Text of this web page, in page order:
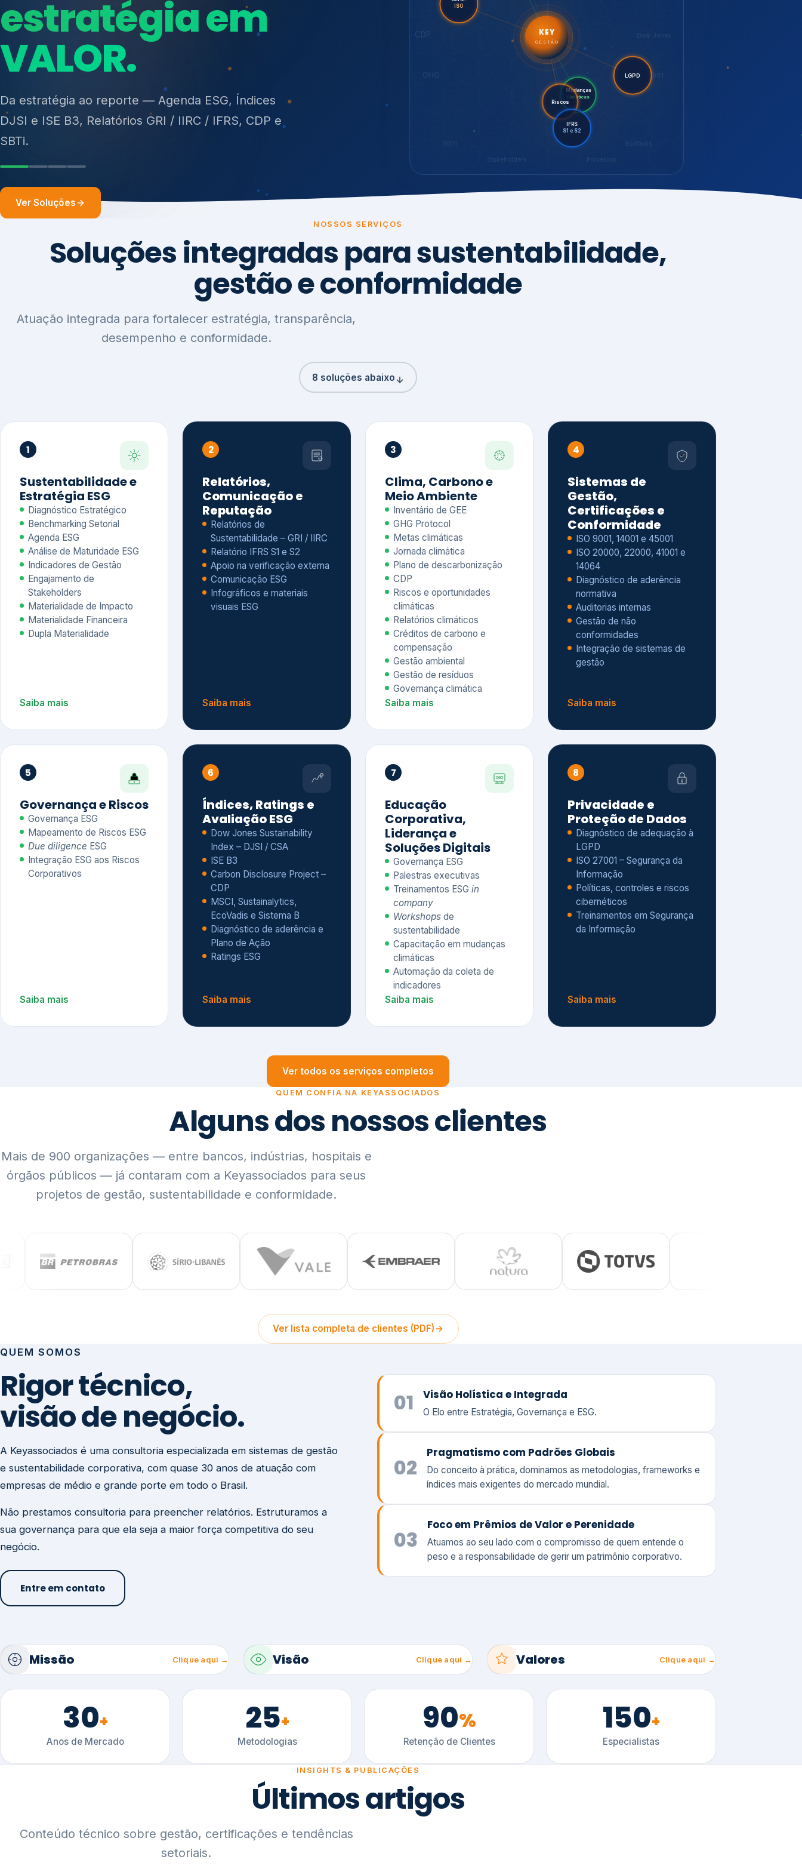
Da estratégia ao reporte — Agenda ESG, Índices
DJSI e ISE B3, Relatórios GRI / IIRC / IFRS, CDP e
SBTi.
ISO 27701, ISO 42001, ISO 37001, ISO 9001, ISO
14001, ISO 45001, ONA e PNQ — Gestão de resíduos
sólidos (PGRS/PMGRS).
Ver Soluções
Processos
EcoVadis
Mudanças
Climáticas
Riscos
S1 e S2
Soluções integradas para sustentabilidade,
gestão e conformidade
Atuação integrada para fortalecer estratégia, transparência,
desempenho e conformidade.
Estratégia ESG
Benchmarking Setorial
Agenda ESG
Análise de Maturidade ESG
Indicadores de Gestão
Engajamento de
Stakeholders
Materialidade de Impacto
Materialidade Financeira
Dupla Materialidade
Saiba mais
Comunicação e
Relatórios de
Sustentabilidade – GRI / IIRC
Relatório IFRS S1 e S2
Apoio na verificação externa
Comunicação ESG
Infográficos e materiais
visuais ESG
Meio Ambiente
GHG Protocol
Metas climáticas
Jornada climática
Plano de descarbonização
CDP
Riscos e oportunidades
climáticas
Relatórios climáticos
Créditos de carbono e
compensação
Gestão ambiental
Gestão de resíduos
Governança climática
Saiba mais
Gestão,
Conformidade
ISO 9001, 14001 e 45001
ISO 20000, 22000, 41001 e
14064
Diagnóstico de aderência
normativa
Auditorias internas
Gestão de não
conformidades
Integração de sistemas de
gestão
Saiba mais
Governança e Riscos
Due diligence
Integração ESG aos Riscos
Índices, Ratings e
Avaliação ESG
Index – DJSI / CSA
ISE B3
Carbon Disclosure Project –
CDP
MSCI, Sustainalytics,
EcoVadis e Sistema B
Diagnóstico de aderência e
Plano de Ação
Ratings ESG
Saiba mais
7
Educação
Corporativa,
Soluções Digitais
Governança ESG
Palestras executivas
Treinamentos ESG
company
Workshopsde
sustentabilidade
Capacitação em mudanças
climáticas
Automação da coleta de
indicadores
Saiba mais
Privacidade e
Proteção de Dados
LGPD
ISO 27001 – Segurança da
Informação
Políticas, controles e riscos
cibernéticos
Treinamentos em Segurança
da Informação
Saiba mais
Ver todos os serviços completos
QUEM CONFIA NA KEYASSOCIADOS
Mais de 900 organizações — entre bancos, indústrias, hospitais e
órgãos públicos — já contaram com a Keyassociados para seus
projetos de gestão, sustentabilidade e conformidade.
Ver lista completa de clientes (PDF)
visão de negócio.
A Keyassociados é uma consultoria especializada em sistemas de gestão
e sustentabilidade corporativa, com quase 30 anos de atuação com
empresas de médio e grande porte em todo o Brasil.
Não prestamos consultoria para preencher relatórios. Estruturamos a
sua governança para que ela seja a maior força competitiva do seu
negócio.
Entre em contato
01 Visão Holística e Integrada
O Elo entre Estratégia, Governança e ESG.
02
Pragmatismo com Padrões Globais
Do conceito à prática, dominamos as metodologias, frameworks e
índices mais exigentes do mercado mundial.
03
Foco em Prêmios de Valor e Perenidade
Atuamos ao seu lado com o compromisso de quem entende o
peso e a responsabilidade de gerir um patrimônio corporativo.
Missão
30+
Anos de Mercado
25+
Metodologias
90%
Retenção de Clientes
150+
INSIGHTS & PUBLICAÇÕES
Últimos artigos
Conteúdo técnico sobre gestão, certificações e tendências